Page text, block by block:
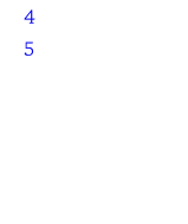
로
4
5